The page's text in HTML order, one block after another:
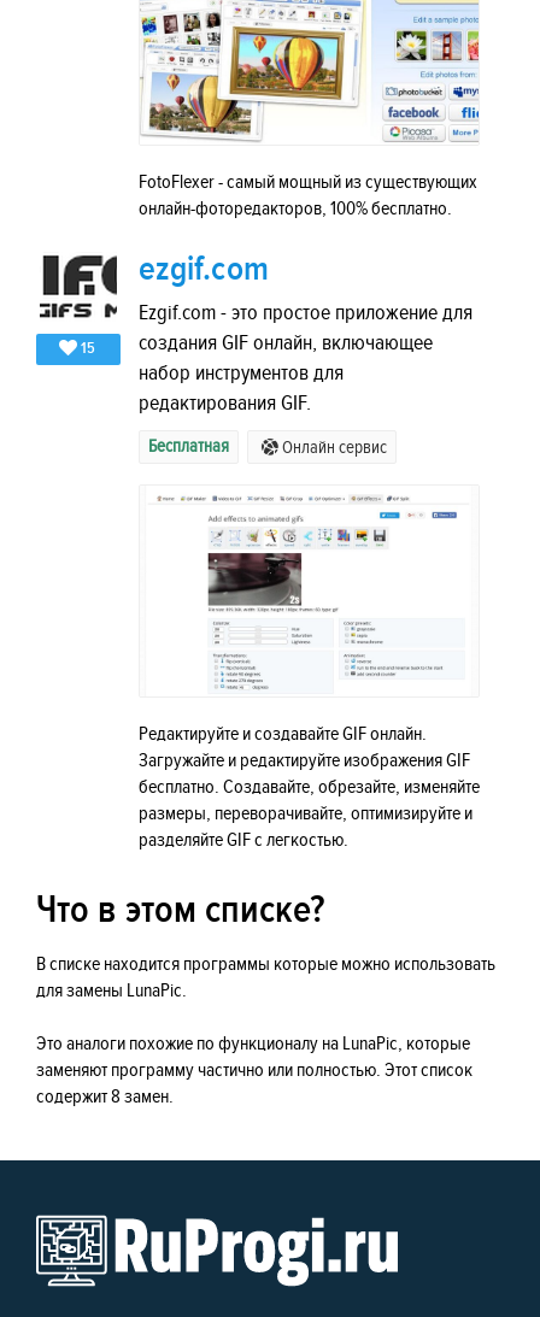
FotoFlexer - самый мощный из существующих
онлайн-фоторедакторов, 100% бесплатно.
15
ezgif.com
Ezgif.com - это простое приложение для
создания GIF онлайн, включающее
набор инструментов для
редактирования GIF.
Бесплатная Онлайн сервис
Редактируйте и создавайте GIF онлайн.
Загружайте и редактируйте изображения GIF
бесплатно. Создавайте, обрезайте, изменяйте
размеры, переворачивайте, оптимизируйте и
разделяйте GIF с легкостью.
Что в этом списке?
В списке находится программы которые можно использовать
для замены LunaPic.
Это аналоги похожие по функционалу на LunaPic, которые
заменяют программу частично или полностью. Этот список
содержит 8 замен.